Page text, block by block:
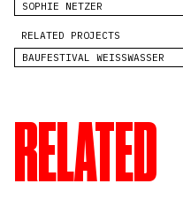
SOPHIE NETZER
RELATED PROJECTS
BAUFESTIVAL WEISSWASSER
RELATED